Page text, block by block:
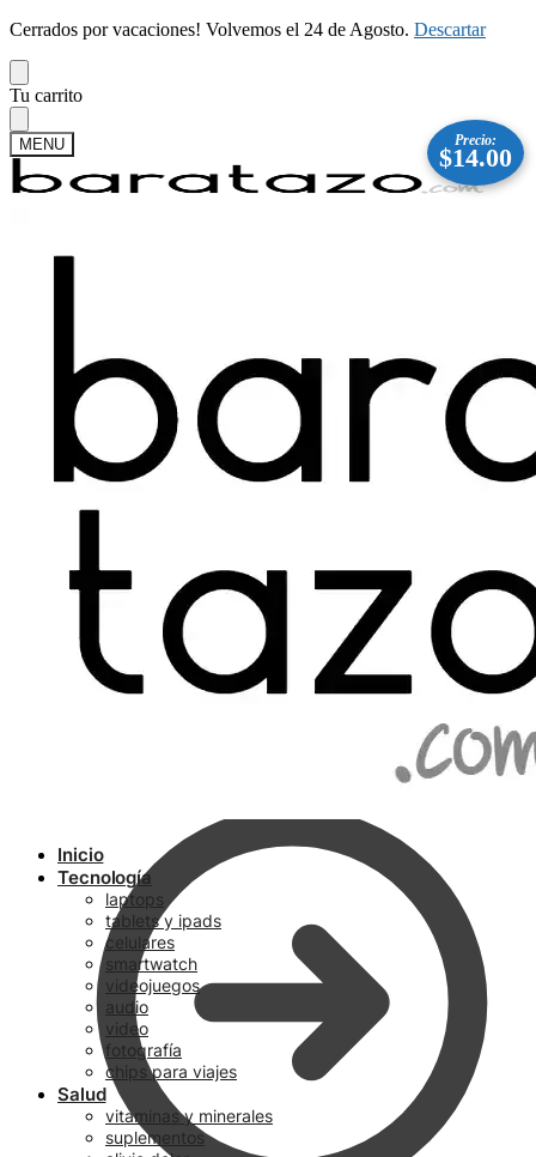
Cerrados por vacaciones! Volvemos el 24 de Agosto. Descartar
Skip
to
navigation
Skip
to
content
Tu carrito
MENU
Mi cuenta
Inicio
Tecnología
laptops
tablets y ipads
celulares
smartwatch
videojuegos
audio
video
fotografía
chips para viajes
Salud
vitaminas y minerales
suplementos
Precio:
$14.00